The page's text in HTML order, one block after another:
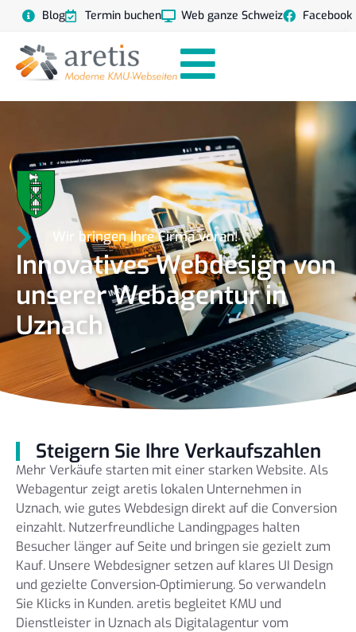
Blog Termin buchen Web ganze Schweiz Facebook
Wir bringen Ihre Firma voran!
Innovatives Webdesign von
unserer Webagentur in
Uznach
Steigern Sie Ihre Verkaufszahlen
Mehr Verkäufe starten mit einer starken Website. Als
Webagentur zeigt aretis lokalen Unternehmen in
Uznach, wie gutes Webdesign direkt auf die Conversion
einzahlt. Nutzerfreundliche Landingpages halten
Besucher länger auf Seite und bringen sie gezielt zum
Kauf. Unsere Webdesigner setzen auf klares UI Design
und gezielte Conversion-Optimierung. So verwandeln
Sie Klicks in Kunden. aretis begleitet KMU und
Dienstleister in Uznach als Digitalagentur vom